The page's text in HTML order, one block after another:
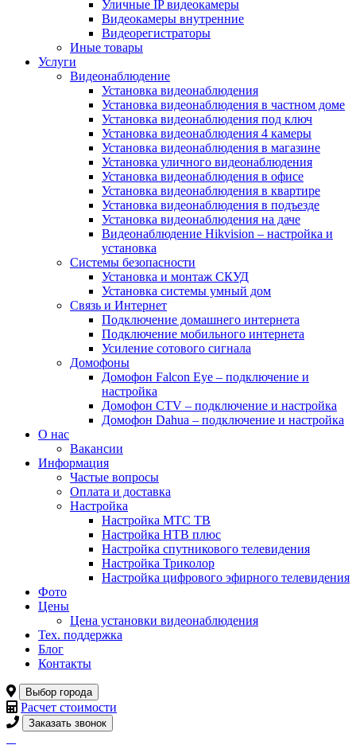
Уличные IP видеокамеры
Видеокамеры внутренние
Видеорегистраторы
Иные товары
Услуги
Видеонаблюдение
Установка видеонаблюдения
Установка видеонаблюдения в частном доме
Установка видеонаблюдения под ключ
Установка видеонаблюдения 4 камеры
Установка видеонаблюдения в магазине
Установка уличного видеонаблюдения
Установка видеонаблюдения в офисе
Установка видеонаблюдения в квартире
Установка видеонаблюдения в подъезде
Установка видеонаблюдения на даче
Видеонаблюдение Hikvision – настройка и
установка
Системы безопасности
Установка и монтаж СКУД
Установка системы умный дом
Связь и Интернет
Подключение домашнего интернета
Подключение мобильного интернета
Усиление сотового сигнала
Домофоны
Домофон Falcon Eye – подключение и
настройка
Домофон CTV – подключение и настройка
Домофон Dahua – подключение и настройка
О нас
Вакансии
Информация
Частые вопросы
Оплата и доставка
Настройка
Настройка МТС ТВ
Настройка НТВ плюс
Настройка спутникового телевидения
Настройка Триколор
Настройка цифрового эфирного телевидения
Фото
Цены
Цена установки видеонаблюдения
Тех. поддержка
Блог
Контакты
Выбор города
Расчет стоимости
Заказать звонок